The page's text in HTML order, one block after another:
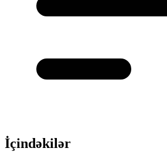
İçindəkilər